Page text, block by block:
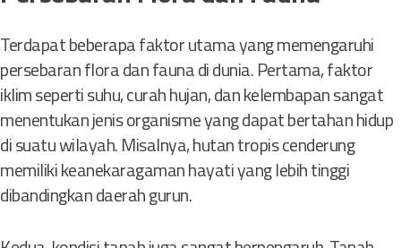
Terdapat beberapa faktor utama yang memengaruhi
persebaran flora dan fauna di dunia. Pertama, faktor
iklim seperti suhu, curah hujan, dan kelembapan sangat
menentukan jenis organisme yang dapat bertahan hidup
di suatu wilayah. Misalnya, hutan tropis cenderung
memiliki keanekaragaman hayati yang lebih tinggi
dibandingkan daerah gurun.